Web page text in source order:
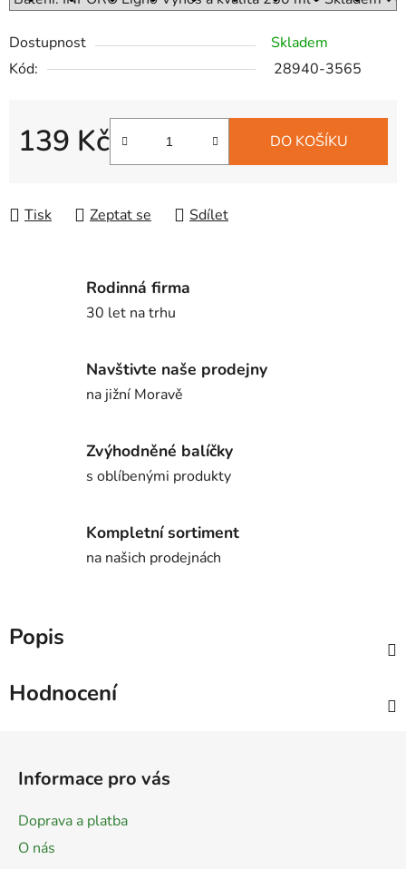
Dostupnost
Skladem
Kód:
28940-3565
139 Kč DO KOŠÍKU
Tisk Zeptat se Sdílet
Rodinná firma
30 let na trhu
Navštivte naše prodejny
na jižní Moravě
Zvýhodněné balíčky
s oblíbenými produkty
Kompletní sortiment
na našich prodejnách
Popis
Hodnocení
Informace pro vás
Doprava a platba
O nás